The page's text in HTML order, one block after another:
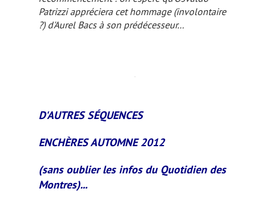
Patrizzi appréciera cet hommage (involontaire
?) d'Aurel Bacs à son prédécesseur...
D'AUTRES SÉQUENCES
ENCHÈRES AUTOMNE 2012
(sans oublier les infos du Quotidien des
Montres)...